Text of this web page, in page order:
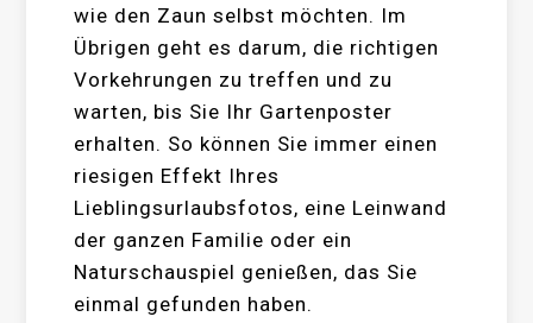
wie den Zaun selbst möchten. Im
Übrigen geht es darum, die richtigen
Vorkehrungen zu treffen und zu
warten, bis Sie Ihr Gartenposter
erhalten. So können Sie immer einen
riesigen Effekt Ihres
Lieblingsurlaubsfotos, eine Leinwand
der ganzen Familie oder ein
Naturschauspiel genießen, das Sie
einmal gefunden haben.